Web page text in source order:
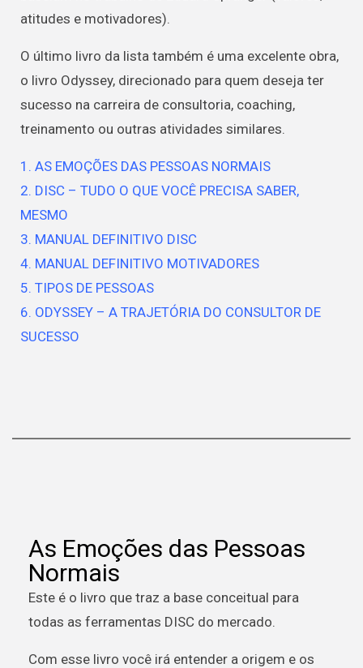
atitudes e motivadores).
O último livro da lista também é uma excelente obra,
o livro Odyssey, direcionado para quem deseja ter
sucesso na carreira de consultoria, coaching,
treinamento ou outras atividades similares.
1. AS EMOÇÕES DAS PESSOAS NORMAIS
2. DISC – TUDO O QUE VOCÊ PRECISA SABER,
MESMO
3. MANUAL DEFINITIVO DISC
4. MANUAL DEFINITIVO MOTIVADORES
5. TIPOS DE PESSOAS
6. ODYSSEY – A TRAJETÓRIA DO CONSULTOR DE
SUCESSO
As Emoções das Pessoas
Normais
Este é o livro que traz a base conceitual para
todas as ferramentas DISC do mercado.
Com esse livro você irá entender a origem e os